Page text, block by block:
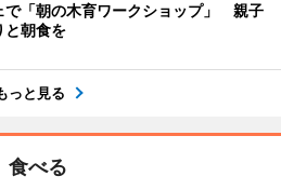
で「朝の木育ワークショップ」 親子
と朝食を
っと見る
食べる